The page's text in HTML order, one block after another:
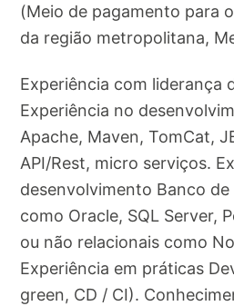
(Meio de pagamento para
da região metropolitana,
Experiência com liderança
Experiência no
Apache, Maven, TomCat,
API/Rest, micro serviços.
desenvolvimento Banco
como Oracle, SQL Server,
ou não relacionais como
Experiência em práticas
green, CD / CI).